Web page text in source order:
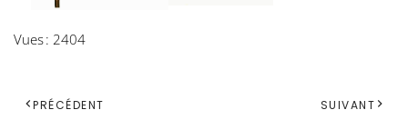
Vues : 2404
PRÉCÉDENT SUIVANT